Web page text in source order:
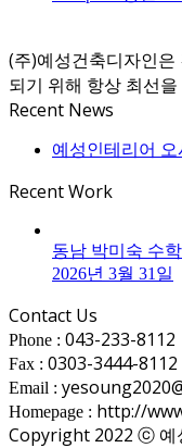
(주)예성건축디자인
되기 위해 항상 최선
Recent News
예성인테리어 오
Recent Work
동남 박미숙 수
2026년 3월 31일
Contact Us
Phone : 043-233-8112
Fax : 0303-3444-8112
Email :
Homepage : http://
Copyright 2022 ⓒ 예